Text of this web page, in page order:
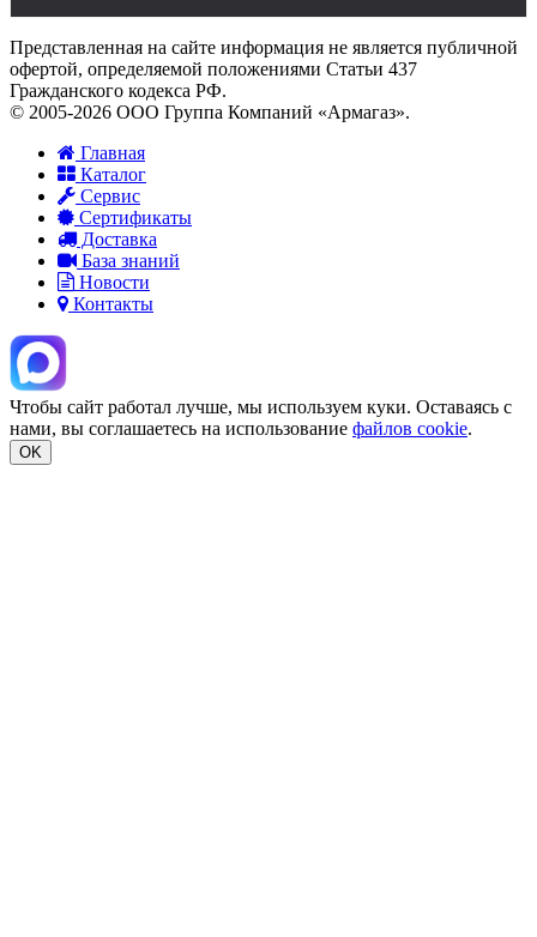
Представленная на сайте информация не является публичной
офертой, определяемой положениями Статьи 437
Гражданского кодекса РФ.
© 2005-2026 ООО Группа Компаний «Армагаз».
Главная
Каталог
Сервис
Сертификаты
Доставка
База знаний
Новости
Контакты
Чтобы сайт работал лучше, мы используем куки. Оставаясь с
нами, вы соглашаетесь на использование файлов cookie.
OK